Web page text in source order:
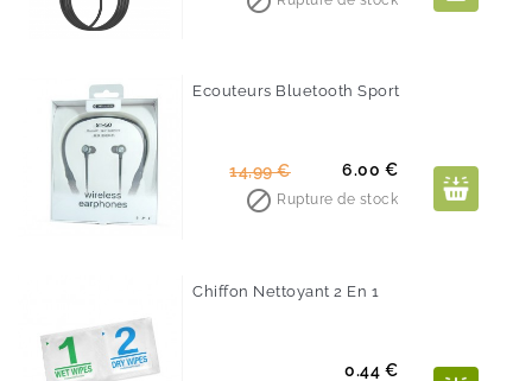
Ecouteurs Bluetooth Sport
Prix
de
14,99 €Prix 6.00 €
 Rupture de stock
Chiffon Nettoyant 2 En 1
Prix
0.44 €